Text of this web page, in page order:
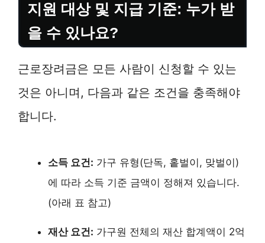
지원 대상 및 지급 기준: 누가 받
을 수 있나요?
근로장려금은 모든 사람이 신청할 수 있는
것은 아니며, 다음과 같은 조건을 충족해야
합니다.
소득 요건: 가구 유형(단독, 홑벌이, 맞벌이)
에 따라 소득 기준 금액이 정해져 있습니다.
(아래 표 참고)
재산 요건: 가구원 전체의 재산 합계액이 2억